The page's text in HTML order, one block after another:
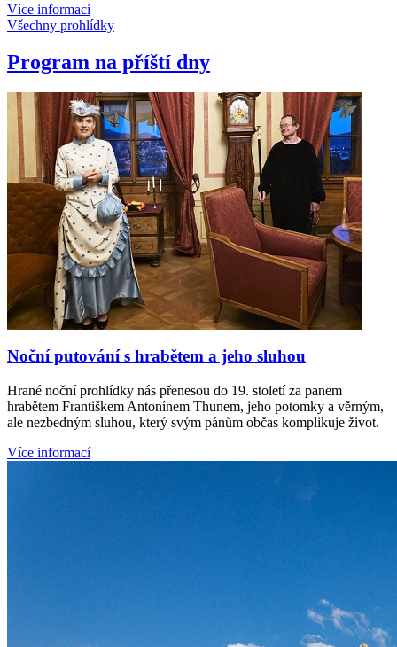
Více informací
Všechny prohlídky
Program na příští dny
Noční putování s hrabětem a jeho sluhou
Hrané noční prohlídky nás přenesou do 19. století za panem
hrabětem Františkem Antonínem Thunem, jeho potomky a věrným,
ale nezbedným sluhou, který svým pánům občas komplikuje život.
Více informací